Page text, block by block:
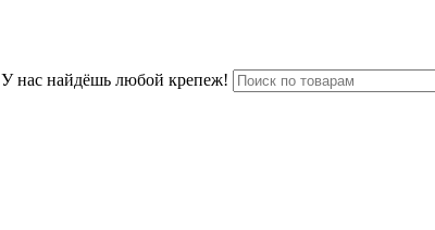
У нас найдёшь любой крепеж!